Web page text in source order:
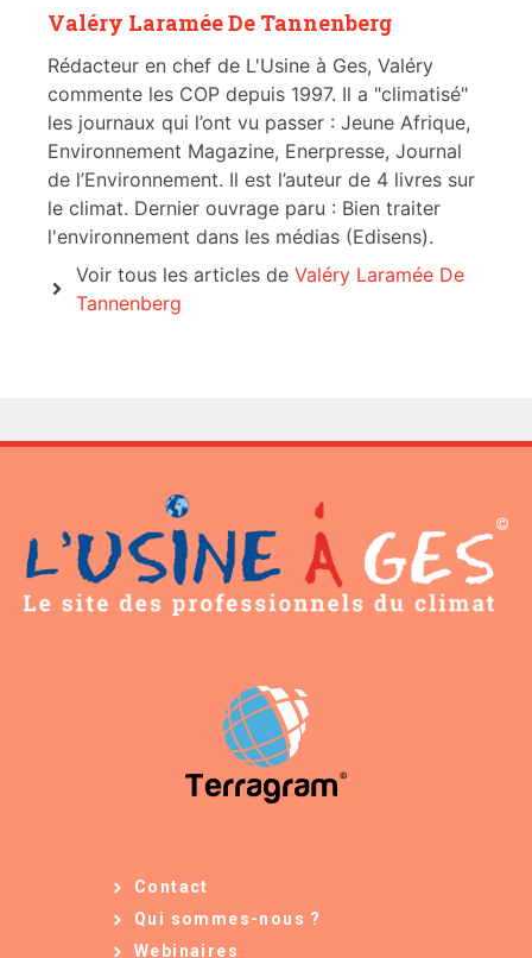
Valéry Laramée De Tannenberg
Rédacteur en chef de L'Usine à Ges, Valéry
commente les COP depuis 1997. Il a "climatisé"
les journaux qui l’ont vu passer : Jeune Afrique,
Environnement Magazine, Enerpresse, Journal
de l’Environnement. Il est l’auteur de 4 livres sur
le climat. Dernier ouvrage paru : Bien traiter
l'environnement dans les médias (Edisens).
Voir tous les articles de Valéry Laramée De
Tannenberg
Contact
Qui sommes-nous ?
Webinaires